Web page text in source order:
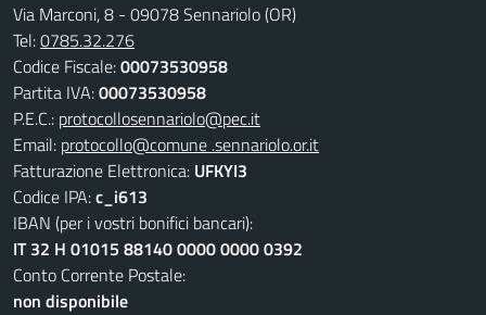
Via Marconi, 8 - 09078 Sennariolo (OR)
Tel:0785.32.276
Codice Fiscale:00073530958
Partita IVA:00073530958
P.E.C.: protocollosennariolo@pec.it
Email: protocollo@comune .sennariolo.or.it
Fatturazione Elettronica: UFKYI3
Codice IPA:c_i613
IBAN (per i vostri bonifici bancari):
IT 32 H 01015 88140 0000 0000 0392
Conto Corrente Postale:
non disponibile